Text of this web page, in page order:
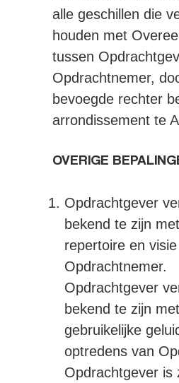
alle geschillen die
houden met
tussen
Opdrachtnemer,
bevoegde rechter
arrondissement te
OVERIGE
Opdrachtgever
bekend te zijn
repertoire en
Opdrachtnemer.
Opdrachtgever
bekend te zijn
gebruikelijke
optredens van
Opdrachtgever is